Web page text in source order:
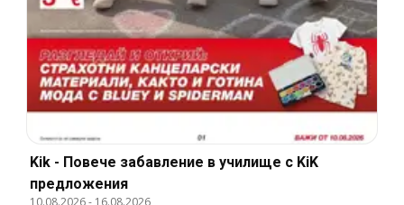
Kik - Повече забавление в училище с KiK
предложения
10.08.2026- 16.08.2026